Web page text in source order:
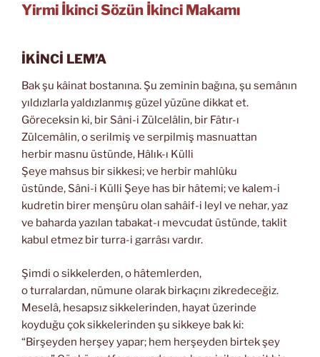
Yirmi İkinci Sözün İkinci Makamı
İKİNCİ LEM’A
Bak şu kâinat bostanına. Şu zeminin bağına, şu semânın
yıldızlarla yaldızlanmış güzel yüzüne dikkat et.
Göreceksin ki, bir Sâni-i Zülcelâlin, bir Fâtır-ı
Zülcemâlin, o serilmiş ve serpilmiş masnuattan
herbir masnu üstünde, Hâlık-ı Külli
Şeye mahsus bir sikkesi; ve herbir mahlûku
üstünde, Sâni-i Külli Şeye has bir hâtemi; ve kalem-i
kudretin birer menşûru olan sahâif-i leyl ve nehar, yaz
ve baharda yazılan tabakat-ı mevcudat üstünde, taklit
kabul etmez bir turra-i garrâsı vardır.
Şimdi o sikkelerden, o hâtemlerden,
o turralardan, nümune olarak birkaçını zikredeceğiz.
Meselâ, hesapsız sikkelerinden, hayat üzerinde
koyduğu çok sikkelerinden şu sikkeye bak ki:
“Birşeyden herşey yapar; hem herşeyden birtek şey